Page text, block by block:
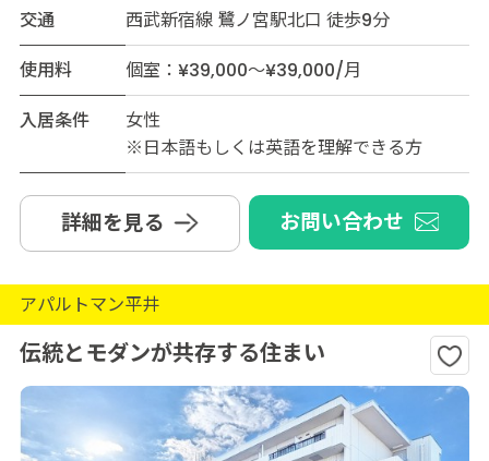
交通
西武新宿線 鷺ノ宮駅北口 徒歩9分
使用料
個室：¥39,000～¥39,000/月
入居条件
女性
※日本語もしくは英語を理解できる方
詳細を見る お問い合わせ
アパルトマン平井
伝統とモダンが共存する住まい